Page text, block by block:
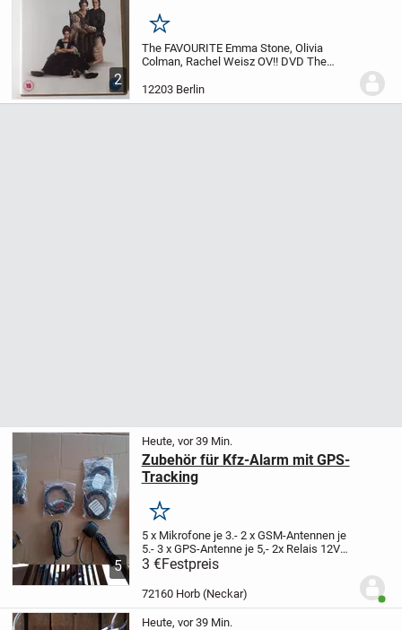
2
Merken
The FAVOURITE Emma Stone, Olivia
Colman, Rachel Weisz OV!! DVD The
Rachel Weisz u.v.a.
Stelle kaum sichtbare Gebr.spuren2018
12203 Berlin
5
Heute, vor 39 Min.
Zubehör für Kfz-Alarm mit GPS-
Tracking
Merken
5 x Mikrofone je 3.- 2 x GSM-Antennen je
5.- 3 x GPS-Antenne je 5,- 2x Relais 12V
40A 1 Öffner mit Steckerje 5,-
12V 40A 1 Öffner je 3,-
Einkauf ab 2,50€Bitte auch...
3 €Festpreis
72160 Horb (Neckar)
Heute, vor 39 Min.